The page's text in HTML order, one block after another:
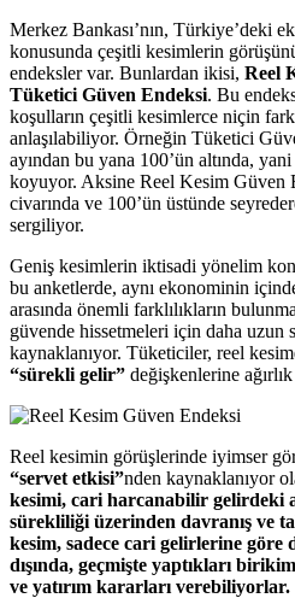
Merkez Bankası’nın, Türkiye’deki
konusunda çeşitli kesimlerin görüşünü
endeksler var. Bunlardan ikisi, Reel
Tüketici Güven Endeksi. Bu
koşulların çeşitli kesimlerce niçin
anlaşılabiliyor. Örneğin Tüketici
ayından bu yana 100’ün altında, yani
koyuyor. Aksine Reel Kesim Güven
civarında ve 100’ün üstünde
sergiliyor.
Geniş kesimlerin iktisadi yönelim
bu anketlerde, aynı ekonominin
arasında önemli farklılıkların
güvende hissetmeleri için daha uzun
kaynaklanıyor. Tüketiciler, reel
“sürekli gelir” değişkenlerine
Reel kesimin görüşlerinde iyimser
“servet etkisi”nden kaynaklanıyor
kesimi, cari harcanabilir gelirdeki
sürekliliği üzerinden davranış ve
kesim, sadece cari gelirlerine
dışında, geçmişte yaptıkları
ve yatırım kararları verebiliyorlar.